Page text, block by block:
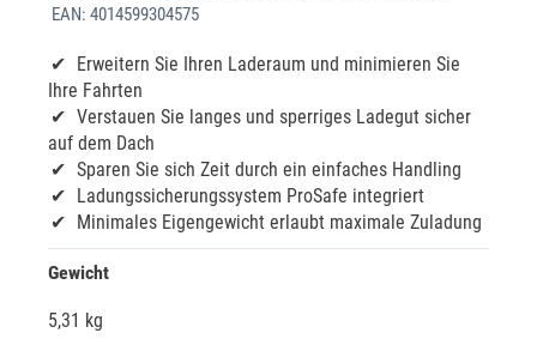
EAN: 4014599304575
Erweitern Sie Ihren Laderaum und minimieren Sie
Ihre Fahrten
Verstauen Sie langes und sperriges Ladegut sicher
auf dem Dach
Sparen Sie sich Zeit durch ein einfaches Handling
Ladungssicherungssystem ProSafe integriert
Minimales Eigengewicht erlaubt maximale Zuladung
Gewicht
5,31 kg